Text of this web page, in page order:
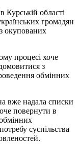
області
громадян
з окупованих
процесі хоче
з
обмінних
вже надала списки
повернути в
суспільства